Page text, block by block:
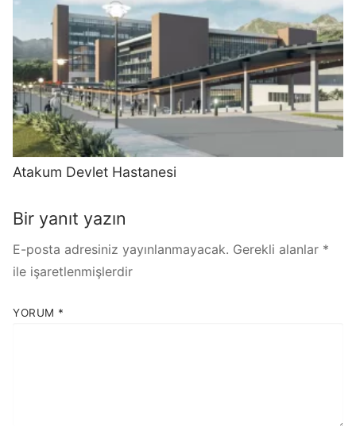
Atakum Devlet Hastanesi
Bir yanıt yazın
E-posta adresiniz yayınlanmayacak. Gerekli alanlar *
ile işaretlenmişlerdir
YORUM *